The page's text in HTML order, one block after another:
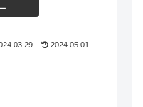
2024.05.01